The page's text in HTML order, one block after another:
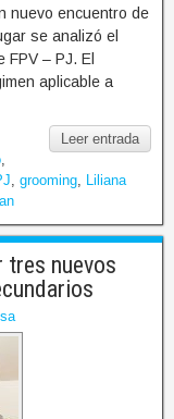
nuevo encuentro de
se analizó el
– PJ. El
aplicable a
Leer entrada
grooming
Liliana
tres nuevos